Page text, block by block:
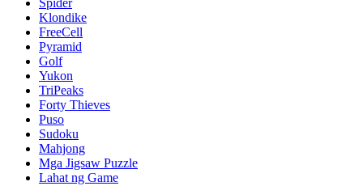
Spider
Klondike
FreeCell
Pyramid
Golf
Yukon
TriPeaks
Forty Thieves
Puso
Sudoku
Mahjong
Mga Jigsaw Puzzle
Lahat ng Game